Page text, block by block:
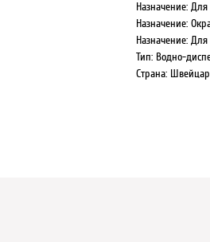
Назначение:
Назначение:
Назначение:
Тип: Водно-
Страна: